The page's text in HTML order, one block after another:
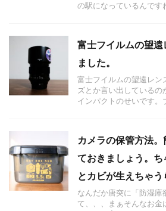
の駅になっているんです
富士フイルムの望
ました。
富士フイルムの望遠レン
ズとか言い出している
インパクトのせいです。
カメラの保管方法
ておきましょう。
とカビが生えちゃう
なんだか唐突に「防湿庫
て、、、まぁそんなお金